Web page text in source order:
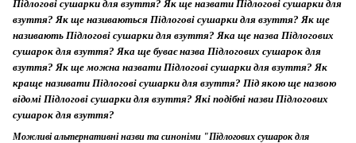
Підлогові сушарки для взуття? Як ще назвати Підлогові сушарки для
взуття? Як ще називаються Підлогові сушарки для взуття? Як ще
називають Підлогові сушарки для взуття? Яка ще назва Підлогових
сушарок для взуття? Яка ще буває назва Підлогових сушарок для
взуття? Як ще можна назвати Підлогові сушарки для взуття? Як
краще називати Підлогові сушарки для взуття? Під якою ще назвою
відомі Підлогові сушарки для взуття? Які подібні назви Підлогових
сушарок для взуття?
Можливі альтернативні назви та синоніми "Підлогових сушарок для